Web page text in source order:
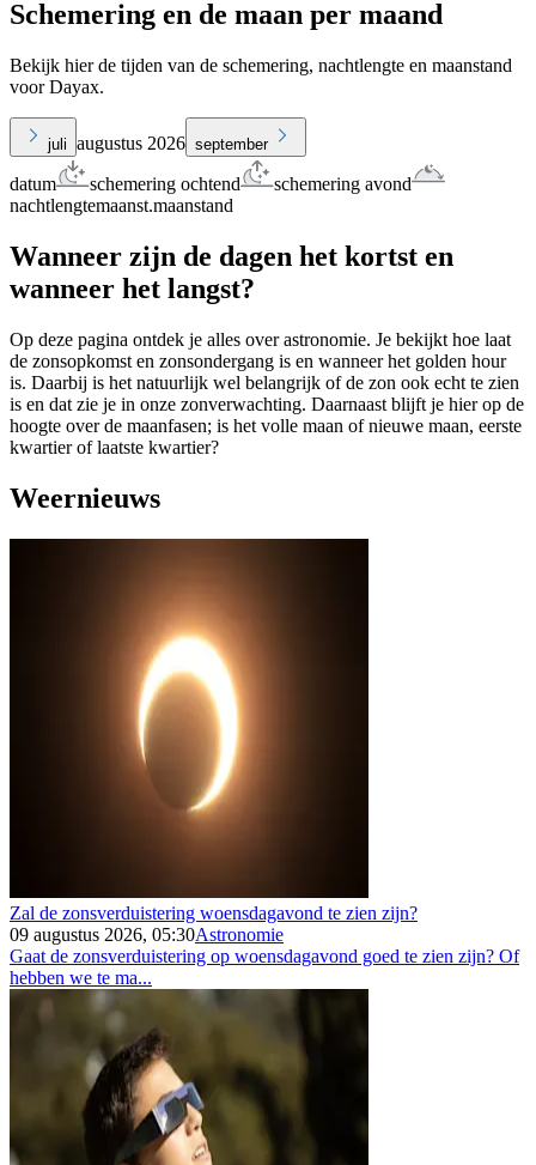
Schemering en de maan per maand
Bekijk hier de tijden van de schemering, nachtlengte en maanstand
voor Dayax.
juli augustus 2026 september
datum schemering ochtend
schemering avond
nachtlengtemaanst.maanstand
Wanneer zijn de dagen het kortst en
wanneer het langst?
Op deze pagina ontdek je alles over astronomie. Je bekijkt hoe laat
de zonsopkomst en zonsondergang is en wanneer het golden hour
is. Daarbij is het natuurlijk wel belangrijk of de zon ook echt te zien
is en dat zie je in onze zonverwachting. Daarnaast blijft je hier op de
hoogte over de maanfasen; is het volle maan of nieuwe maan, eerste
kwartier of laatste kwartier?
Weernieuws
Zal de zonsverduistering woensdagavond te zien zijn?
09 augustus 2026, 05:30Astronomie
Gaat de zonsverduistering op woensdagavond goed te zien zijn? Of
hebben we te ma...